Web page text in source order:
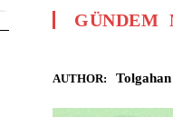
GÜNDEM
AUTHOR: